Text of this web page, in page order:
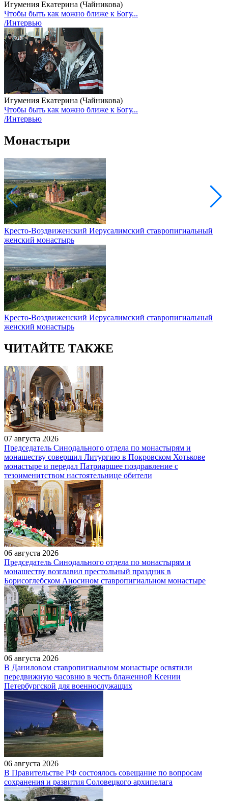
Игумения Екатерина (Чайникова)
Чтобы быть как можно ближе к Богу...
/Интервью
Игумения Екатерина (Чайникова)
Чтобы быть как можно ближе к Богу...
/Интервью
Монастыри
Кресто-Воздвиженский Иерусалимский ставропигиальный
женский монастырь
Кресто-Воздвиженский Иерусалимский ставропигиальный
женский монастырь
ЧИТАЙТЕ ТАКЖЕ
07 августа 2026
Председатель Синодального отдела по монастырям и
монашеству совершил Литургию в Покровском Хотькове
монастыре и передал Патриаршее поздравление с
тезоименитством настоятельнице обители
06 августа 2026
Председатель Синодального отдела по монастырям и
монашеству возглавил престольный праздник в
Борисоглебском Аносином ставропигиальном монастыре
06 августа 2026
В Даниловом ставропигиальном монастыре освятили
передвижную часовню в честь блаженной Ксении
Петербургской для военнослужащих
06 августа 2026
В Правительстве РФ состоялось совещание по вопросам
сохранения и развития Соловецкого архипелага